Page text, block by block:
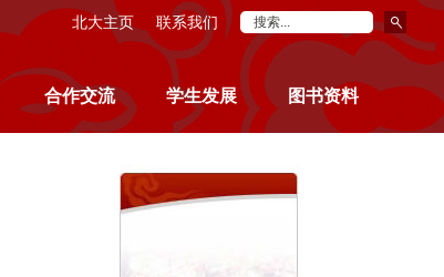
北大主页 联系我们
合作交流 学生发展 图书资料